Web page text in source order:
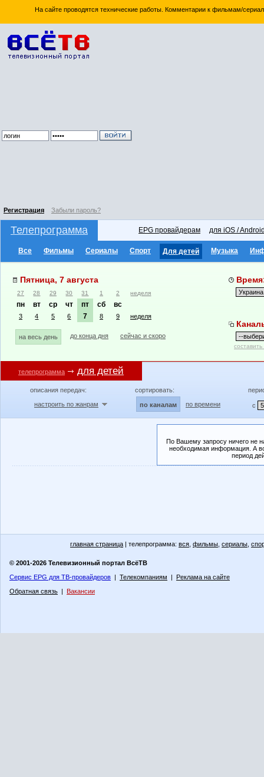
На сайте проводятся технические работы. Комментарии к фильмам/
Регистрация Забыли пароль?
Телепрограмма EPG провайдерам для iOS /
Все Фильмы Сериалы Спорт Для детей Музыка
Пятница, 7 августа
27 28 29 30 31 1 2 неделя
пн вт ср чт пт сб вс
3 4 5 6 7 8 9 неделя
на весь день до конца дня сейчас и скоро
телепрограмма для детей
описания передач:
настроить по жанрам
сортировать:
по каналам по времени с
По Вашему запросу ничего не
необходимая информация. А
период
главная страница | телепрограмма: вся фильмы сериалы
© 2001-2026 Телевизионный портал ВсёТВ
Сервис EPG для ТВ-провайдеров | Телекомпаниям | Реклама на сайте
Обратная связь | Вакансии